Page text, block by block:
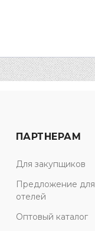
ПАРТНЕРАМ
Для закупщиков
Предложение для
отелей
Оптовый каталог